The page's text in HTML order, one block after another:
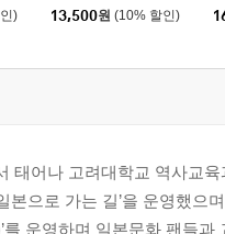
) 13,500원 (10% 할인)
태어나 고려대학교 역사교
본으로 가는 길’을 운영했
를 운영하며 일본문화 팬들